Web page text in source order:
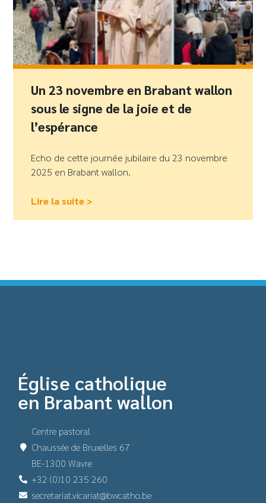
Un 23 novembre en Brabant wallon
sous le signe de la joie et de
l’espérance
Echo de cette journée jubilaire du 23 novembre
2025 en Brabant wallon.
Lire la suite >
Église catholique
en Brabant wallon
Centre pastoral
Chaussée de Bruxelles 67
BE-1300 Wavre
+32 (0)10 235 260
secretariat.vicariat@bwcatho.be